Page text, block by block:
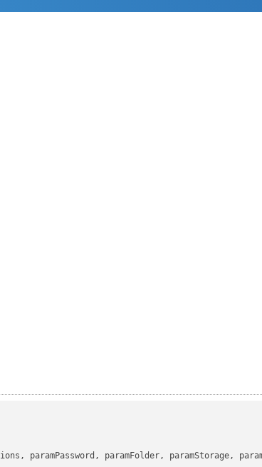
paramPassword, paramFolder, paramStorage,